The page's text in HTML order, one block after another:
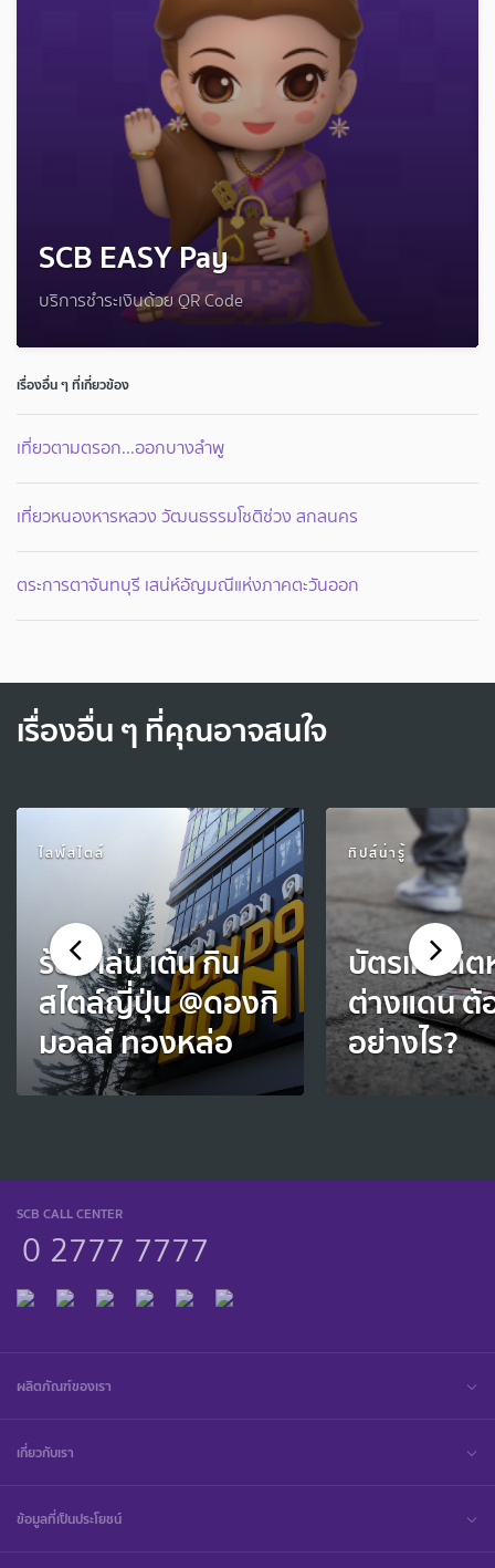
SCB EASY Pay
บริการชำระเงินด้วย QR Code
เรื่องอื่น ๆ ที่เกี่ยวข้อง
เที่ยวตามตรอก...ออกบางลำพู
เที่ยวหนองหารหลวง วัฒนธรรมโชติช่วง สกลนคร
ตระการตาจันทบุรี เสน่ห์อัญมณีแห่งภาคตะวันออก
เรื่องอื่น ๆ ที่คุณอาจสนใจ
ไลฟ์สไตล์
ร้อง เล่น เต้น กิน
สไตล์ญี่ปุ่น @ดองกิ
มอลล์ ทองหล่อ
ทิปส์น่ารู้
บัตรเครดิต
ต่างแดน ต้
อย่างไร?
SCB CALL CENTER
0 2777 7777
ผลิตภัณฑ์ของเรา
เกี่ยวกับเรา
ข้อมูลที่เป็นประโยชน์